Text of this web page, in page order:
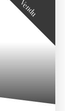
Vendu